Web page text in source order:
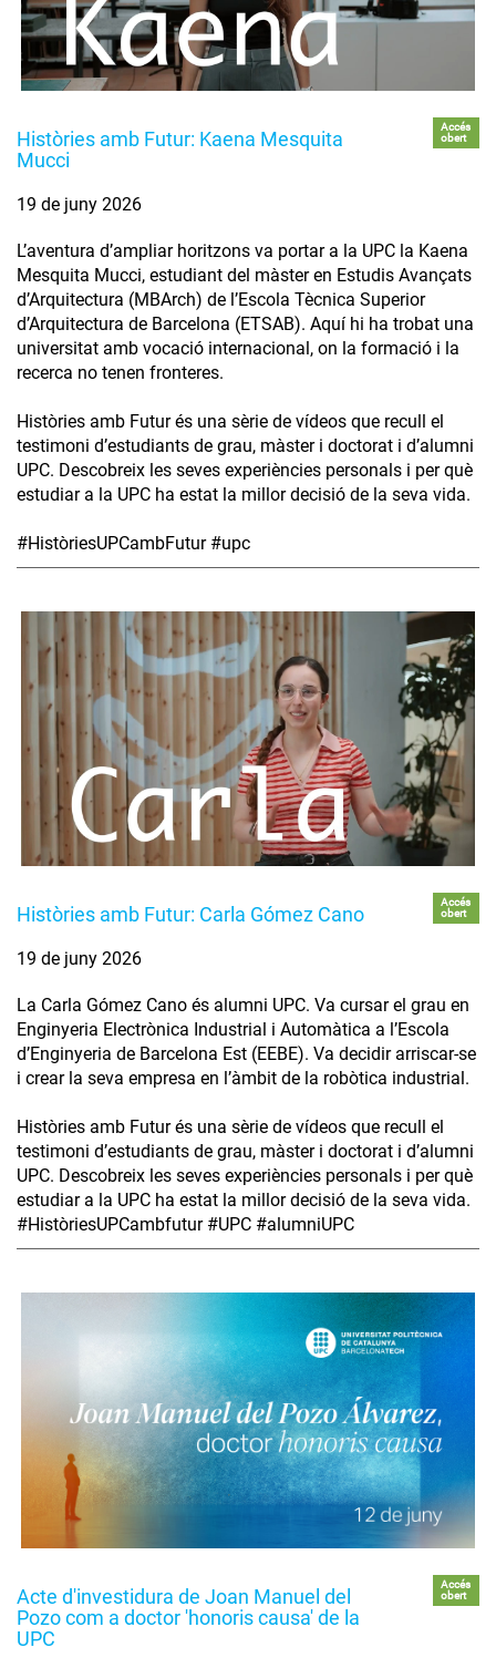
Històries amb Futur: Kaena Mesquita
Mucci
Accés
obert
19 de juny 2026
L’aventura d’ampliar horitzons va portar a la UPC la Kaena
Mesquita Mucci, estudiant del màster en Estudis Avançats
d’Arquitectura (MBArch) de l’Escola Tècnica Superior
d’Arquitectura de Barcelona (ETSAB). Aquí hi ha trobat una
universitat amb vocació internacional, on la formació i la
recerca no tenen fronteres.
Històries amb Futur és una sèrie de vídeos que recull el
testimoni d’estudiants de grau, màster i doctorat i d’alumni
UPC. Descobreix les seves experiències personals i per què
estudiar a la UPC ha estat la millor decisió de la seva vida.
#HistòriesUPCambFutur #upc
Històries amb Futur: Carla Gómez Cano
Accés
obert
19 de juny 2026
La Carla Gómez Cano és alumni UPC. Va cursar el grau en
Enginyeria Electrònica Industrial i Automàtica a l’Escola
d’Enginyeria de Barcelona Est (EEBE). Va decidir arriscar-se
i crear la seva empresa en l’àmbit de la robòtica industrial.
Històries amb Futur és una sèrie de vídeos que recull el
testimoni d’estudiants de grau, màster i doctorat i d’alumni
UPC. Descobreix les seves experiències personals i per què
estudiar a la UPC ha estat la millor decisió de la seva vida.
#HistòriesUPCambfutur #UPC #alumniUPC
Acte d'investidura de Joan Manuel del
Pozo com a doctor 'honoris causa' de la
UPC
Accés
obert